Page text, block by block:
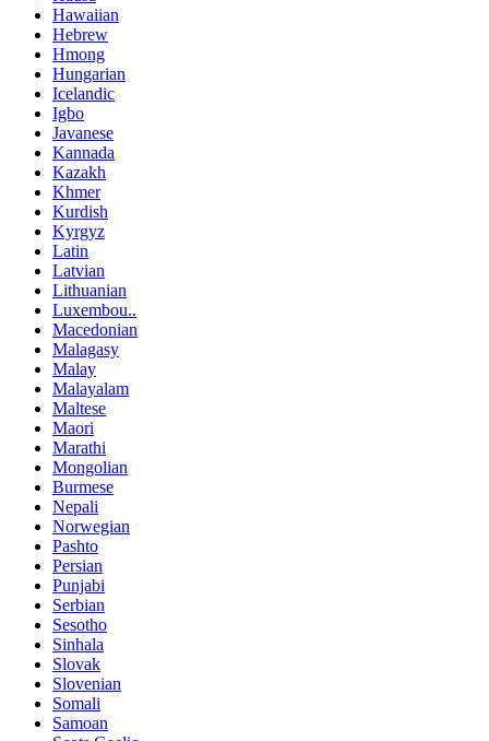
Hawaiian
Hebrew
Hmong
Hungarian
Icelandic
Igbo
Javanese
Kannada
Kazakh
Khmer
Kurdish
Kyrgyz
Latin
Latvian
Lithuanian
Luxembou..
Macedonian
Malagasy
Malay
Malayalam
Maltese
Maori
Marathi
Mongolian
Burmese
Nepali
Norwegian
Pashto
Persian
Punjabi
Serbian
Sesotho
Sinhala
Slovak
Slovenian
Somali
Samoan